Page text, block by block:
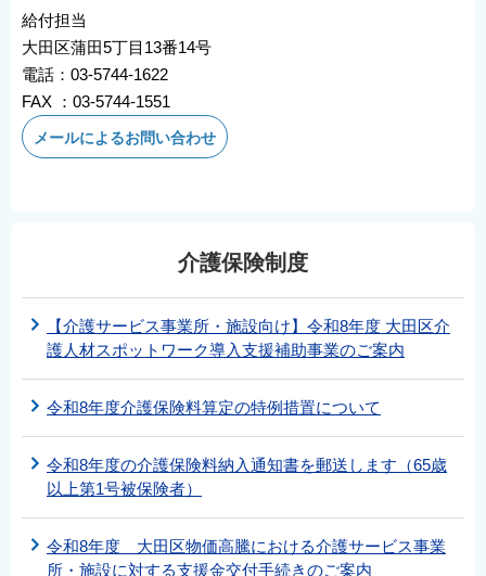
給付担当
大田区蒲田5丁目13番14号
電話：03-5744-1622
FAX ：03-5744-1551
メールによるお問い合わせ
介護保険制度
【介護サービス事業所・施設向け】令和8年度 大田区介
護人材スポットワーク導入支援補助事業のご案内
令和8年度介護保険料算定の特例措置について
令和8年度の介護保険料納入通知書を郵送します（65歳
以上第1号被保険者）
令和8年度 大田区物価高騰における介護サービス事業
所・施設に対する支援金交付手続きのご案内